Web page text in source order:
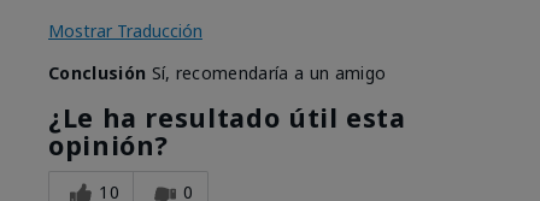
Mostrar Traducción
Conclusión Sí, recomendaría a un amigo
¿Le ha resultado útil esta
opinión?
10 0